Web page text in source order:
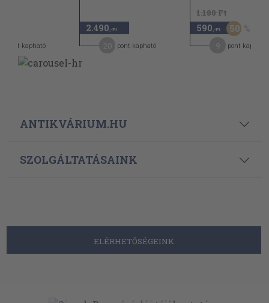
pont kapható
2.490 ,-Ft
pont kapható
1.180 Ft
590 ,-Ft 50
pont kapható
ANTIKVÁRIUM.HU
SZOLGÁLTATÁSAINK
ELÉRHETŐSÉGEINK